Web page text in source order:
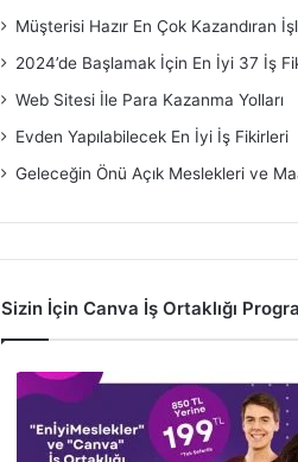
Müşterisi Hazır En Çok Kazandıran
2024’de Başlamak İçin En İyi 37 İş
Web Sitesi İle Para Kazanma Yolları
Evden Yapılabilecek En İyi İş Fikirleri
Geleceğin Önü Açık Meslekleri ve
Sizin İçin Canva İş Ortaklığı